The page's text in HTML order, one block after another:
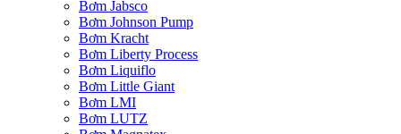
Bơm Jabsco
Bơm Johnson Pump
Bơm Kracht
Bơm Liberty Process
Bơm Liquiflo
Bơm Little Giant
Bơm LMI
Bơm LUTZ